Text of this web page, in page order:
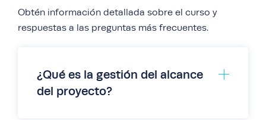
Obtén información detallada sobre el curso y
respuestas a las preguntas más frecuentes.
¿Qué es la gestión del alcance
del proyecto?